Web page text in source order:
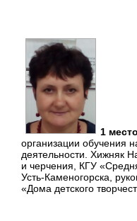
1 место
организации обучения
деятельности. Хижняк
и черчения, КГУ
Усть-Каменогорска,
«Дома детского